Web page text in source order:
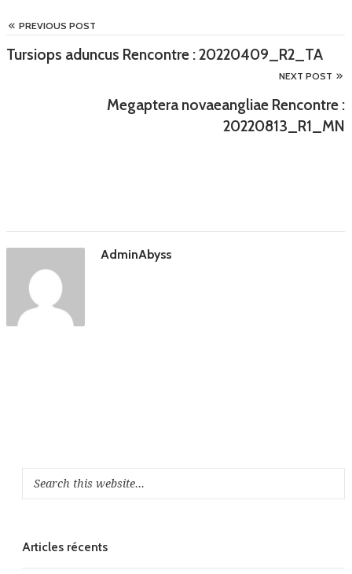
PREVIOUS POST
Tursiops aduncus Rencontre : 20220409_R2_TA
NEXT POST
Megaptera novaeangliae Rencontre :
20220813_R1_MN
AdminAbyss
Articles récents